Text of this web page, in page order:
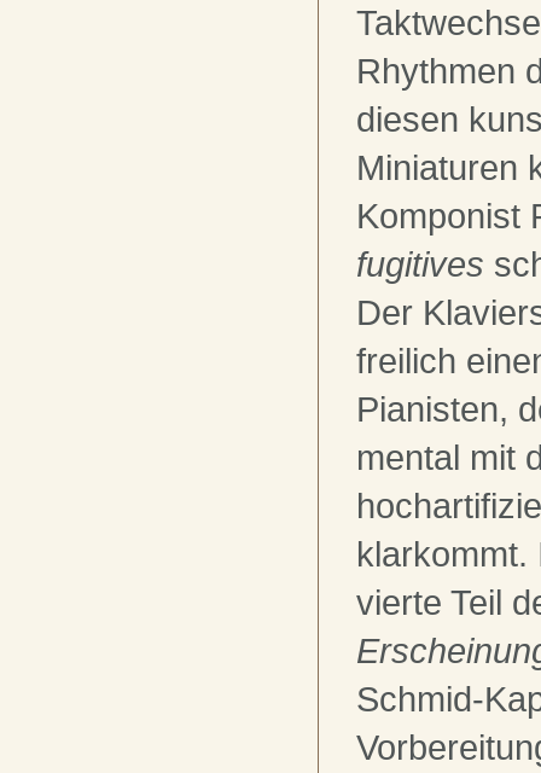
Rhythmen
diesen
Miniaturen
Komponist
fugitives
Der
freilich
Pianisten,
mental mit
klarkommt.
vierte Teil
Schmid-